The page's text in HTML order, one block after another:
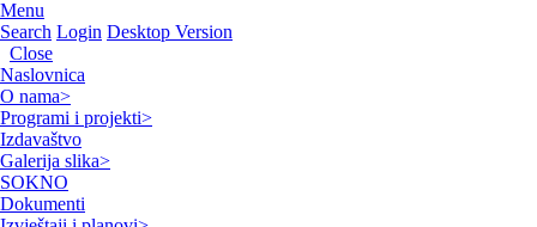
Menu
Search Login Desktop Version
Close
Naslovnica
O nama>
Programi i projekti>
Izdavaštvo
Galerija slika>
SOKNO
Dokumenti